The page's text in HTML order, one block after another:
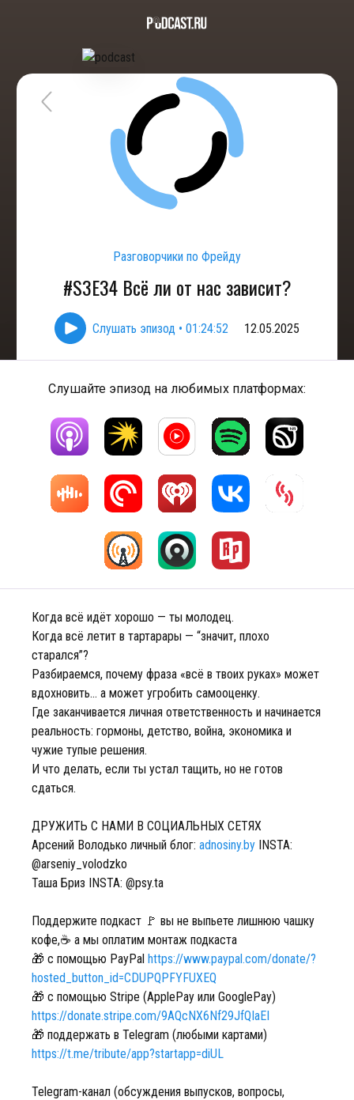
Разговорчики по Фрейду
#S3E34 Всё ли от нас зависит?
Слушать эпизод • 01:24:52 12.05.2025
Слушайте эпизод на любимых платформах:
Когда всё идёт хорошо — ты молодец.
Когда всё летит в тартарары — “значит, плохо
старался”?
Разбираемся, почему фраза «всё в твоих руках» может
вдохновить… а может угробить самооценку.
Где заканчивается личная ответственность и начинается
реальность: гормоны, детство, война, экономика и
чужие тупые решения.
И что делать, если ты устал тащить, но не готов
сдаться.
ДРУЖИТЬ С НАМИ В СОЦИАЛЬНЫХ СЕТЯХ
Арсений Володько личный блог: adnosiny.by INSTA:
@arseniy_volodzko
Таша Бриз INSTA: @psy.ta
Поддержите подкаст 🚩 вы не выпьете лишнюю чашку
кофе,☕️ а мы оплатим монтаж подкаста
🎁 с помощью PayPal https://www.paypal.com/donate/?
hosted_button_id=CDUPQPFYFUXEQ
🎁 c помощью Stripe (ApplePay или GooglePay)
https://donate.stripe.com/9AQcNX6Nf29JfQIaEI
🎁 поддержать в Telegram (любыми картами)
https://t.me/tribute/app?startapp=diUL
Telegram-канал (обсуждения выпусков, вопросы,